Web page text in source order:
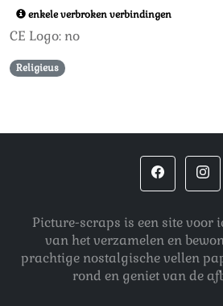
enkele verbroken verbindingen
CE Logo: no
Religieus
Picture-scraps is een site voor
van het verzamelen en
prachtige nostalgische vellen
rond en geniet van de